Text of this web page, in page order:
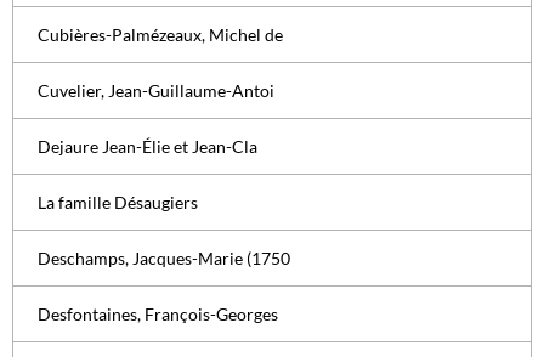
Cubières-Palmézeaux, Michel de
Cuvelier, Jean-Guillaume-Antoi
Dejaure Jean-Élie et Jean-Cla
La famille Désaugiers
Deschamps, Jacques-Marie (1750
Desfontaines, François-Georges